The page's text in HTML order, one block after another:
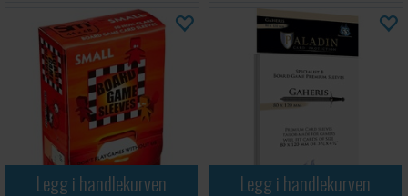
Legg i handlekurven Legg i handlekurven